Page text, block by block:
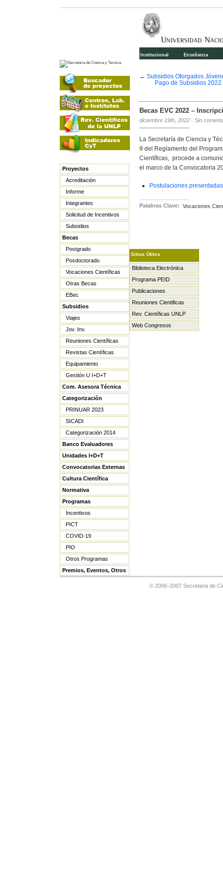
Institucional Enseñanza
Proyectos
Acreditación
Informe
Integrantes
Solicitud de Incentivos
Subsidios
Becas
Postgrado
Posdoctorado
Vocaciones Científicas
Otras Becas
EBec
Subsidios
Viajes
Jov. Inv.
Reuniones Científicas
Revistas Científicas
Equipamiento
Gestión U I+D+T
Com. Asesora Técnica
Categorización
PRINUAR 2023
SICADI
Categorización 2014
Banco Evaluadores
Unidades I+D+T
Convocatorias Externas
Cultura Científica
Normativa
Programas
Incentivos
PICT
COVID-19
PIO
Otros Programas
Premios, Eventos, Otros
← Subsidios Otorgados
Pago de Subsidios
Becas EVC 2022 –
diciembre 19th, 2022 · Sin
La Secretaría de Ciencia y
9 del Reglamento del
Científicas, procede a
el marco de la Convocatoria
Postulaciones presentadas
Palabras Clave: Vocaciones
Sitios Útiles
Biblioteca Electrónica
Programa PEID
Publicaciones
Reuniones Cientificas
Rev. Científicas UNLP
Web Congresos
© 2006–2007 Secretaria de